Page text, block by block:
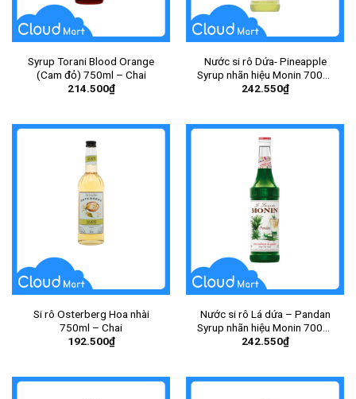
Syrup Torani Blood Orange
(Cam đỏ) 750ml – Chai
214.500₫
Nước si rô Dứa- Pineapple
Syrup nhãn hiệu Monin 700ml
– Chai
242.550₫
Si rô Osterberg Hoa nhài
750ml – Chai
192.500₫
Nước si rô Lá dứa – Pandan
Syrup nhãn hiệu Monin 700ml
– Chai
242.550₫